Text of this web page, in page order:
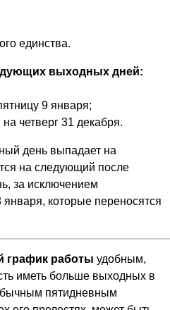
единства.
выходных дней:
9 января;
четверг 31 декабря.
день выпадает на
на следующий после
за исключением
которые переносятся
график работы удобным,
иметь больше выходных в
пятидневным